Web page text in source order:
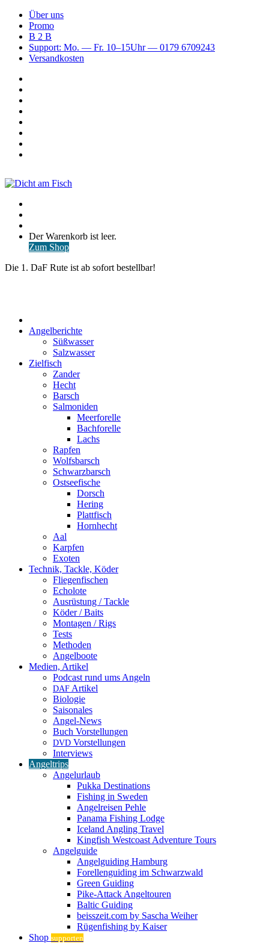
Über uns
Promo
B 2 B
Support: Mo. — Fr. 10–15Uhr — 0179 6709243
Versandkosten
Warenkorb
ansehen
Der Warenkorb ist leer.
Zum Shop
Die 1. DaF Rute ist ab sofort bestellbar!
Angelberichte
Süßwasser
Salzwasser
Zielfisch
Zander
Hecht
Barsch
Salmoniden
Meerforelle
Bachforelle
Lachs
Rapfen
Wolfsbarsch
Schwarzbarsch
Ostseefische
Dorsch
Hering
Plattfisch
Hornhecht
Aal
Karpfen
Exoten
Technik, Tackle, Köder
Fliegenfischen
Echolote
Ausrüstung / Tackle
Köder / Baits
Montagen / Rigs
Tests
Methoden
Angelboote
Medien, Artikel
Podcast rund ums Angeln
DAF Artikel
Biologie
Saisonales
Angel-News
Buch Vorstellungen
DVD Vorstellungen
Interviews
Angeltrips
Angelurlaub
Pukka Destinations
Fishing in Sweden
Angelreisen Pehle
Panama Fishing Lodge
Iceland Angling Travel
Kingfish Westcoast Adventure Tours
Angelguide
Angelguiding Hamburg
Forellenguiding im Schwarzwald
Green Guiding
Pike-Attack Angeltouren
Baltic Guiding
beisszeit.com by Sascha Weiher
Rügenfishing by Kaiser
Shop supporten